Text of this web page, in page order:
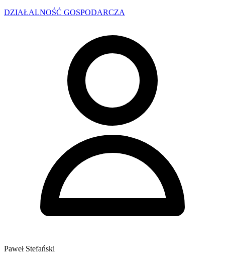
DZIAŁALNOŚĆ GOSPODARCZA
Paweł Stefański